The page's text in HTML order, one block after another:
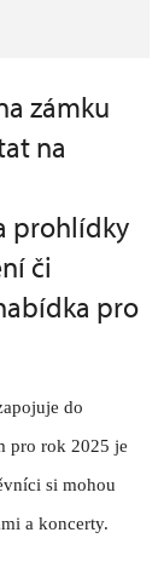
zámku
na
prohlídky
či
pro
do
pro rok 2025 je
si mohou
a koncerty.